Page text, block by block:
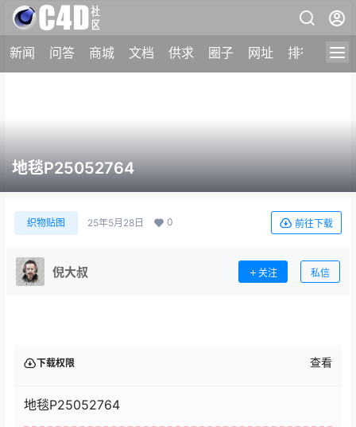
新闻 问答 商城 文档 供求 圈子 网址 排行榜
地毯P25052764
织物贴图 25年5月28日 0 前往下载
倪大叔 关注 私信
下载权限 查看
地毯P25052764